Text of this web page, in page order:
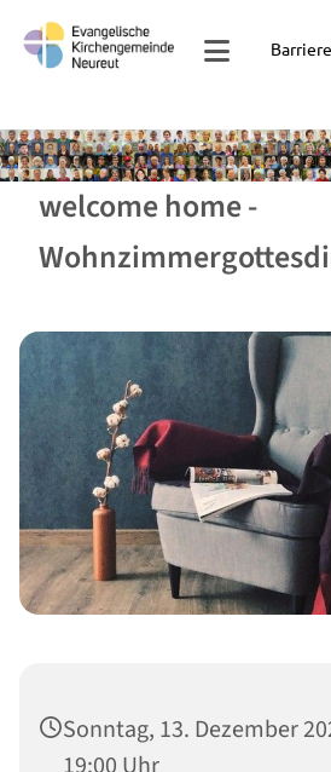
welcome home -
Sonntag, 13. Dezember